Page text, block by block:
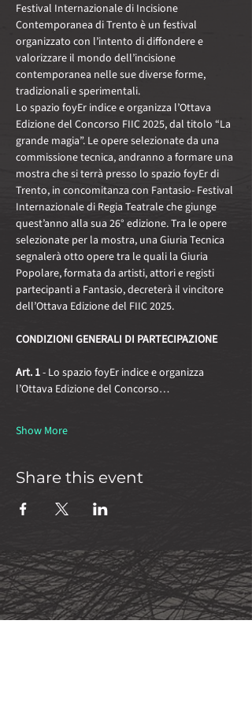
Festival Internazionale di Incisione
Contemporanea di Trento è un festival
organizzato con l’intento di diffondere e
valorizzare il mondo dell’incisione
contemporanea nelle sue diverse forme,
tradizionali e sperimentali.
Lo spazio foyEr indice e organizza l’Ottava
Edizione del Concorso FIIC 2025, dal titolo “La
grande magia”. Le opere selezionate da una
commissione tecnica, andranno a formare una
mostra che si terrà presso lo spazio foyEr di
Trento, in concomitanza con Fantasio- Festival
Internazionale di Regia Teatrale che giunge
quest’anno alla sua 26° edizione. Tra le opere
selezionate per la mostra, una Giuria Tecnica
segnalerà otto opere tra le quali la Giuria
Popolare, formata da artisti, attori e registi
partecipanti a Fantasio, decreterà il vincitore
dell’Ottava Edizione del FIIC 2025.
CONDIZIONI GENERALI DI PARTECIPAZIONE
Art. 1 - Lo spazio foyEr indice e organizza
l’Ottava Edizione del Concorso…
Show More
Share this event